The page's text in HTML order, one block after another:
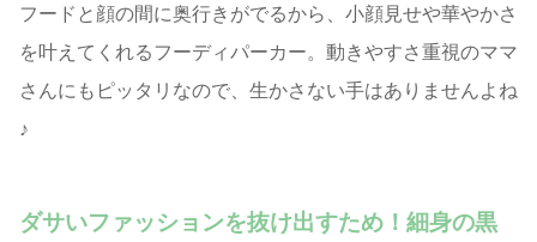
フードと顔の間に奥行きがでるから、小顔見せや華やかさ
を叶えてくれるフーディパーカー。動きやすさ重視のママ
さんにもピッタリなので、生かさない手はありませんよね
♪
ダサいファッションを抜け出すため！細身の黒